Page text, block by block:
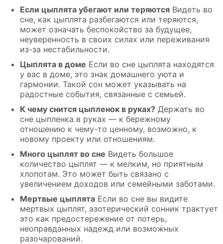
Если цыплята убегают или теряются Видеть во
сне, как цыплята разбегаются или теряются,
может означать беспокойство за будущее,
неуверенность в своих силах или переживания
из-за нестабильности.
Цыплята в доме Если во сне цыплята находятся
у вас в доме, это знак домашнего уюта и
гармонии. Такой сон может указывать на
радостные события, связанные с семьей.
К чему снится цыпленок в руках? Держать во
сне цыпленка в руках — к бережному
отношению к чему-то ценному, возможно, к
новому проекту или отношениям.
Много цыплят во сне Видеть большое
количество цыплят — к мелким, но приятным
хлопотам. Это может быть связано с
увеличением доходов или семейными заботами.
Мертвые цыплята Если во сне вы видите
мертвых цыплят, эзотерический сонник трактует
это как предостережение от потерь,
неоправданных надежд или возможных
разочарований.